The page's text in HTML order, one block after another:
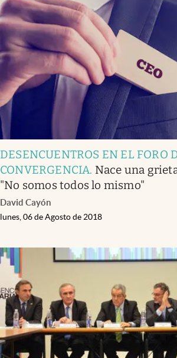
DESENCUENTROS EN EL FORO
CONVERGENCIA. Nace una
"No somos todos lo mismo"
David Cayón
lunes, 06 de Agosto de 2018